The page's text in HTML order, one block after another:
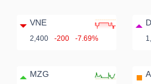
VNE
2,400 -200 -7.69%
MZG